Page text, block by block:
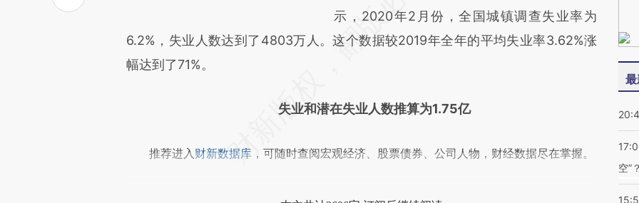
示，2020年2月份，全国城镇调查失业率为
6.2%，失业人数达到了4803万人。这个数据较2019年全年的平均失业率3.62%涨
幅达到了71%。
失业和潜在失业人数推算为1.75亿
推荐进入 财新数据库 ，可随时查阅宏观经济、股票债券、公司人物，财经数据尽在掌握。
空”